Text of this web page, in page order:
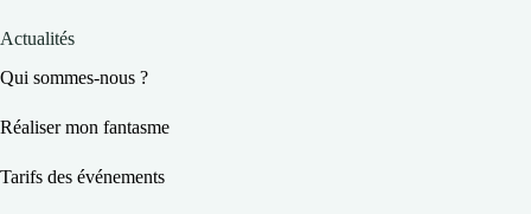
Actualités
Qui sommes-nous ?
Réaliser mon fantasme
Tarifs des événements